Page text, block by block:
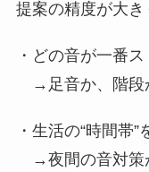
提案の精度が大き
・どの音が一番
→足音か、階段
・生活の“時間帯”
→夜間の音対策